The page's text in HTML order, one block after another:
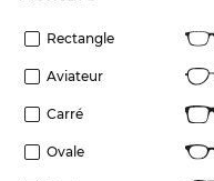
Rectangle
Aviateur
Carré
Ovale